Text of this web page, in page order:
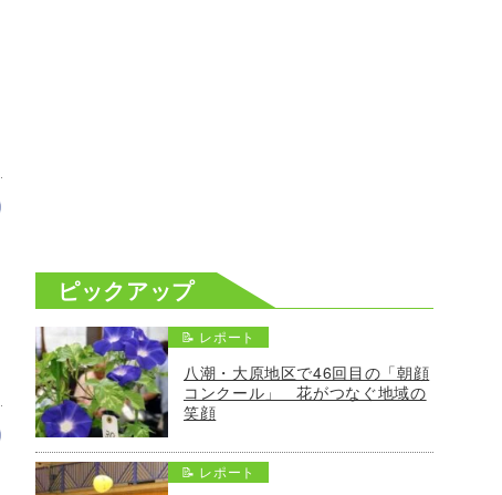
ピックアップ
📝 レポート
八潮・大原地区で46回目の「朝顔
コンクール」 花がつなぐ地域の
笑顔
📝 レポート